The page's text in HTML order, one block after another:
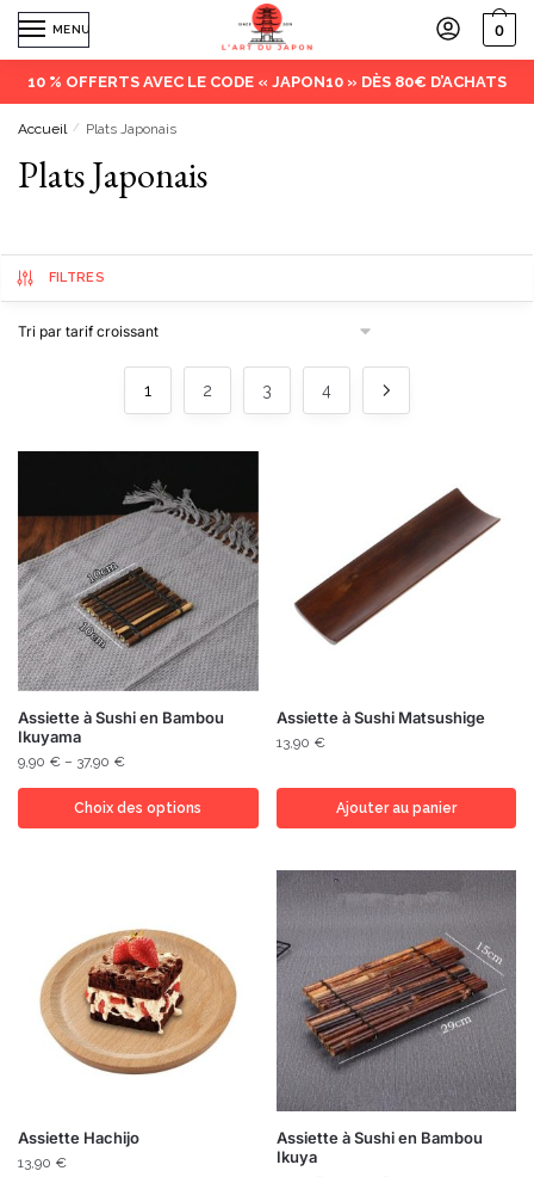
MENU 0
10 % OFFERTS AVEC LE CODE « JAPON10 » DÈS 80€ D’ACHATS
Accueil / Plats Japonais
Plats Japonais
FILTRES
1 2 3 4
Assiette à Sushi en Bambou
Ikuyama
9,90 € – 37,90 €
Choix des options
Assiette à Sushi Matsushige
13,90 €
Ajouter au panier
Assiette Hachijo
13,90 €
Assiette à Sushi en Bambou
Ikuya